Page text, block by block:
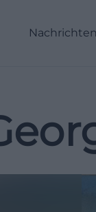
Nachrichten